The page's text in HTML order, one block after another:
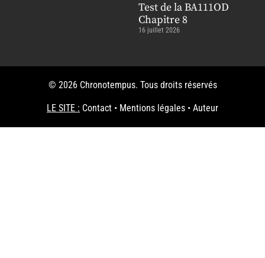
Test de la BA111OD
Chapitre 8
16 juillet 2026
© 2026 Chronotempus. Tous droits réservés
LE SITE : Contact • Mentions légales • Auteur